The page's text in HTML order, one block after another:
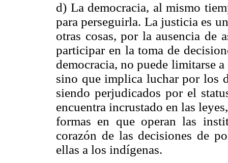
d) La democracia, al mismo
para perseguirla. La justicia es
otras cosas, por la ausencia de
participar en la toma de
democracia, no puede limitarse
sino que implica luchar por los
siendo perjudicados por el
encuentra incrustado en las
formas en que operan las
corazón de las decisiones de
ellas a los indígenas.